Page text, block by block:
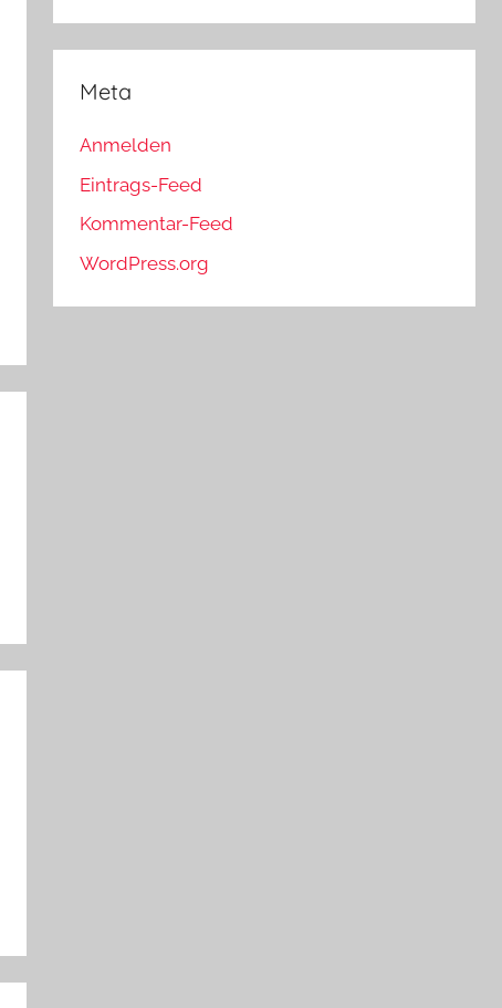
Meta
Anmelden
Eintrags-Feed
Kommentar-Feed
WordPress.org